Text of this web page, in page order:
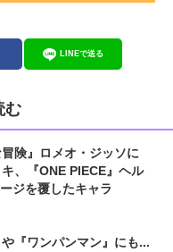
LINEで送る
む
冒険』ロメオ・ジッソに
キ、『ONE PIECE』ヘル
ジを覆したキャラ
や『ワンパンマン』にも...